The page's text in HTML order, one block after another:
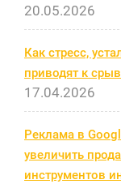
20.05.2026
Как стресс,
приводят к
17.04.2026
Реклама в
увеличить
инструментов